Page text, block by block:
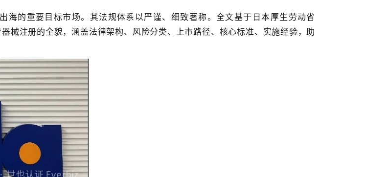
海的重要目标市场。其法规体系以严谨、细致著称。全文基于日本厚生劳动省
械注册的全貌，涵盖法律架构、风险分类、上市路径、核心标准、实施经验，助